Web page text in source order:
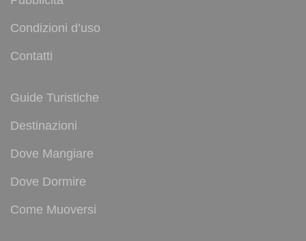
Condizioni d’uso
Contatti
Guide Turistiche
Destinazioni
Dove Mangiare
Dove Dormire
Come Muoversi